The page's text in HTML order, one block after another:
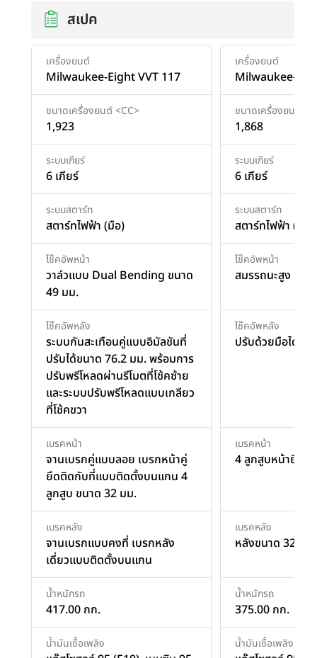
สเปค
เครื่องยนต์
Milwaukee-Eight VVT 117
ขนาดเครื่องยนต์ <CC>
1,923
ระบบเกียร์
6 เกียร์
ระบบสตาร์ท
สตาร์ทไฟฟ้า (มือ)
โช๊คอัพหน้า
วาล์วแบบ Dual Bending ขนาด
49 มม.
โช๊คอัพหลัง
ระบบกันสะเทือนคู่แบบอิมัลชันที่
ปรับได้ขนาด 76.2 มม. พร้อมการ
ปรับพรีโหลดผ่านรีโมตที่โช้คซ้าย
และระบบปรับพรีโหลดแบบเกลียว
ที่โช้คขวา
เบรคหน้า
จานเบรกคู่แบบลอย เบรกหน้าคู่
ยึดติดกับที่แบบติดตั้งบนแกน 4
ลูกสูบ ขนาด 32 มม.
เบรคหลัง
จานเบรกแบบคงที่ เบรกหลัง
เดี่ยวแบบติดตั้งบนแกน
น้ำหนักรถ
417.00 กก.
น้ำมันเชื้อเพลิง
เครื่องยนต์
Milwaukee-
ขนาดเครื่องยนต์
1,868
ระบบเกียร์
6 เกียร์
ระบบสตาร์ท
สตาร์ทไฟฟ้า (มือ)
โช๊คอัพหน้า
สมรรถนะสูง
โช๊คอัพหลัง
ปรับด้วยมือได้
เบรคหน้า
4 ลูกสูบหน้ายึดกั
เบรคหลัง
หลังขนาด 32 มม.
น้ำหนักรถ
375.00 กก.
น้ำมันเชื้อเพลิง